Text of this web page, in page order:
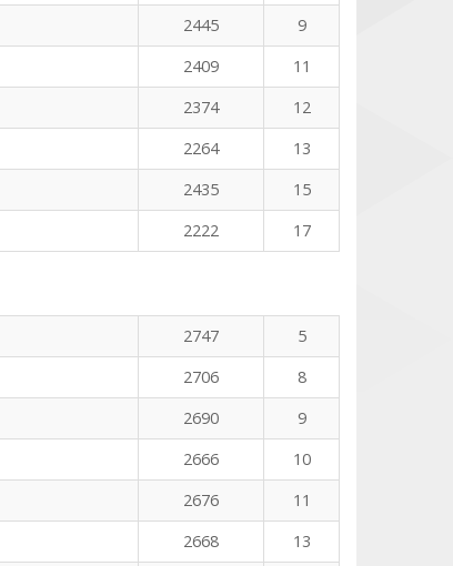
2445
9
2409
11
2374
12
2264
13
2435
15
2222 17
2747
5
2706
8
2690
9
2666
10
2676
11
2668
13